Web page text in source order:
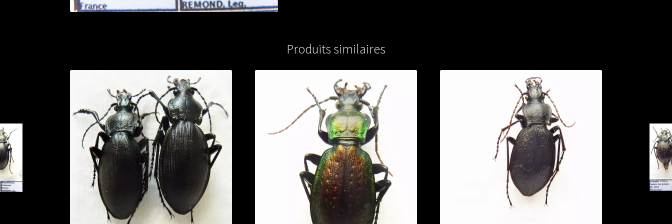
Produits similaires